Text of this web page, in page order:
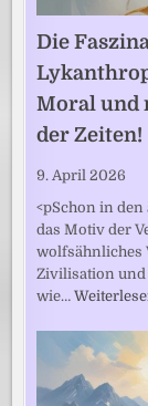
Die
Moral und
der Zeiten!
9. April 2026
<pSchon in
das Motiv der
wolfsähnliches
Zivilisation und
wie…